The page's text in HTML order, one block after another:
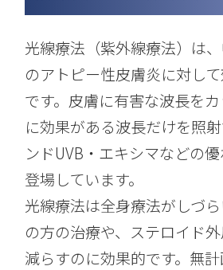
光線療法（紫外線療法）は
のアトピー性皮膚炎に対し
です。皮膚に有害な波長を
に効果がある波長だけを照
ンドUVB・エキシマなどの
登場しています。
光線療法は全身療法がしづ
の方の治療や、ステロイド
減らすのに効果的です。無